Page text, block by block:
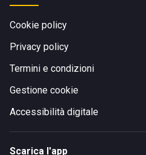
Cookie policy
Privacy policy
Termini e condizioni
Gestione cookie
Accessibilità digitale
Scarica l'app